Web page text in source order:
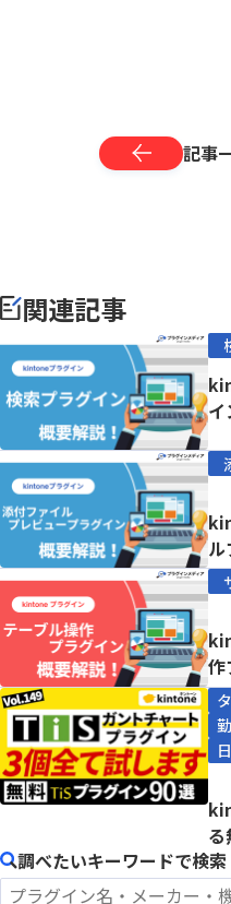
記事
関連記事
み
作
導
ご
調べたいキーワードで検索